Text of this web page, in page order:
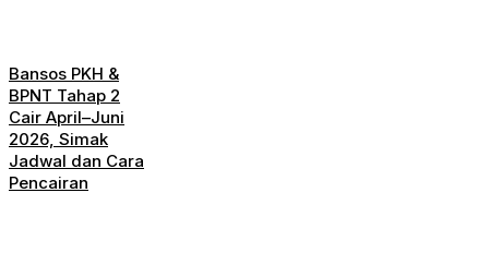
Bansos PKH &
BPNT Tahap 2
Cair April–Juni
2026, Simak
Jadwal dan Cara
Pencairan